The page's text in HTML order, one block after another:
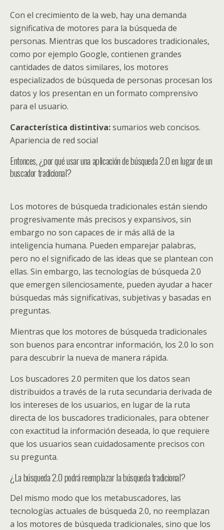
Con el crecimiento de la web, hay una demanda
significativa de motores para la búsqueda de
personas. Mientras que los buscadores tradicionales,
como por ejemplo Google, contienen grandes
cantidades de datos similares, los motores
especializados de búsqueda de personas procesan los
datos y los presentan en un formato comprensivo
para el usuario.
Característica distintiva:sumarios web concisos.
Apariencia de red social
Entonces, ¿por qué usar una aplicación de búsqueda 2.0 en lugar de un
buscador tradicional?
Los motores de búsqueda tradicionales están siendo
progresivamente más precisos y expansivos, sin
embargo no son capaces de ir más allá de la
inteligencia humana. Pueden emparejar palabras,
pero no el significado de las ideas que se plantean con
ellas. Sin embargo, las tecnologías de búsqueda 2.0
que emergen silenciosamente, pueden ayudar a hacer
búsquedas más significativas, subjetivas y basadas en
preguntas.
Mientras que los motores de búsqueda tradicionales
son buenos para encontrar información, los 2.0 lo son
para descubrir la nueva de manera rápida.
Los buscadores 2.0 permiten que los datos sean
distribuidos a través de la ruta secundaria derivada de
los intereses de los usuarios, en lugar de la ruta
directa de los buscadores tradicionales, para obtener
con exactitud la información deseada, lo que requiere
que los usuarios sean cuidadosamente precisos con
su pregunta.
¿La búsqueda 2.0 podrá reemplazar la búsqueda tradicional?
Del mismo modo que los metabuscadores, las
tecnologías actuales de búsqueda 2.0, no reemplazan
a los motores de búsqueda tradicionales, sino que los